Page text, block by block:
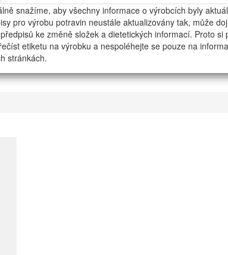
snažíme, aby všechny informace o výrobcích byly
pro výrobu potravin neustále aktualizovány tak, může
ke změně složek a dietetických informací. Proto si
etiketu na výrobku a nespoléhejte se pouze na
stránkách.